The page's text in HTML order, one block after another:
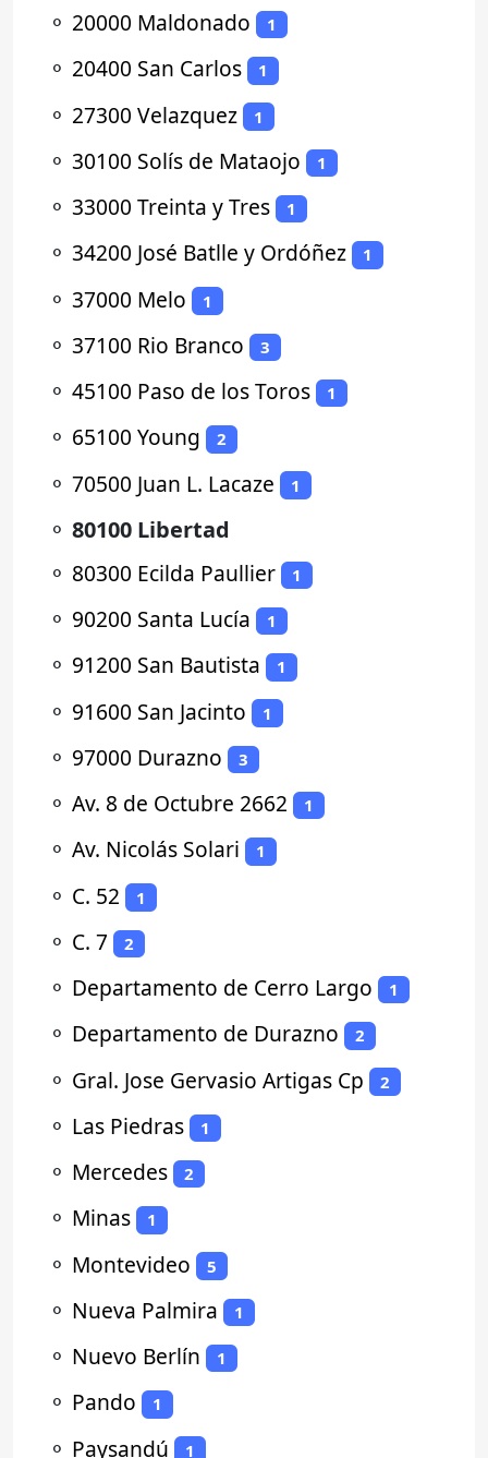
⚬ 20000 Maldonado 1
⚬ 20400 San Carlos 1
⚬ 27300 Velazquez 1
⚬ 30100 Solís de Mataojo 1
⚬ 33000 Treinta y Tres 1
⚬ 34200 José Batlle y Ordóñez 1
⚬ 37000 Melo 1
⚬ 37100 Rio Branco 3
⚬ 45100 Paso de los Toros 1
⚬ 65100 Young 2
⚬ 70500 Juan L. Lacaze 1
⚬ 80100 Libertad
⚬ 80300 Ecilda Paullier 1
⚬ 90200 Santa Lucía 1
⚬ 91200 San Bautista 1
⚬ 91600 San Jacinto 1
⚬ 97000 Durazno 3
⚬ Av. 8 de Octubre 2662 1
⚬ Av. Nicolás Solari 1
⚬ C. 52 1
⚬ C. 7 2
⚬ Departamento de Cerro Largo 1
⚬ Departamento de Durazno 2
⚬ Gral. Jose Gervasio Artigas Cp 2
⚬ Las Piedras 1
⚬ Mercedes 2
⚬ Minas 1
⚬ Montevideo 5
⚬ Nueva Palmira 1
⚬ Nuevo Berlín 1
⚬ Pando 1
⚬ Paysandú 1